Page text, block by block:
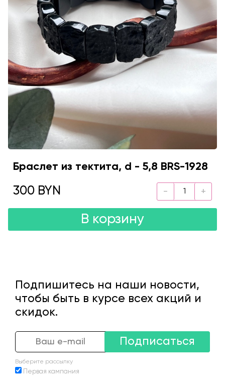
Браслет из тектита, d - 5,8 BRS-1928
300 BYN
В корзину
Подпишитесь на наши новости,
чтобы быть в курсе всех акций и
скидок.
Подписаться
Выберите рассылку
Первая кампания